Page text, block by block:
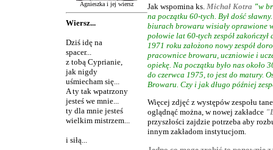
Agnieszka i jej wiersz
Wiersz...
Dziś idę na
spacer...
z tobą Cyprianie,
jak nigdy
uśmiecham się...
A ty tak wpatrzony
jesteś we mnie...
ty dla mnie jesteś
wielkim mistrzem...
i siłą...
Jak wspomina ks. Michał Kotra "w
na początku 60-tych. Był dość
biurach browaru wisiały oprawione
połowie lat 60-tych zespół zakończył
1971 roku założono nowy zespół
pracownice browaru, uczniowie i
opiekę. Na początku było nas około
do czerwca 1975, to jest do matury.
Browaru. Czy i jak długo później
Więcej zdjęć z występów zespołu
oglądnąć można, w nowej zakładce
przyszłości zajdzie potrzeba aby
innym zakładom instytucjom.